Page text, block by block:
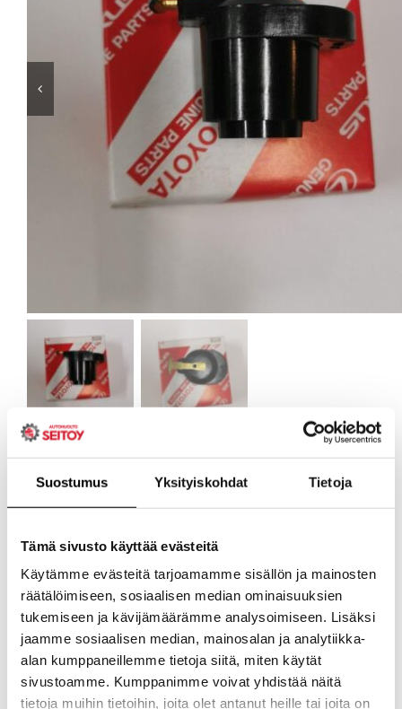
Suostumus Yksityiskohdat Tietoja
Tämä sivusto käyttää evästeitä
Käytämme evästeitä tarjoamamme sisällön ja mainosten
räätälöimiseen, sosiaalisen median ominaisuuksien
tukemiseen ja kävijämäärämme analysoimiseen. Lisäksi
jaamme sosiaalisen median, mainosalan ja analytiikka-
alan kumppaneillemme tietoja siitä, miten käytät
sivustoamme. Kumppanimme voivat yhdistää näitä
tietoja muihin tietoihin, joita olet antanut heille tai joita on